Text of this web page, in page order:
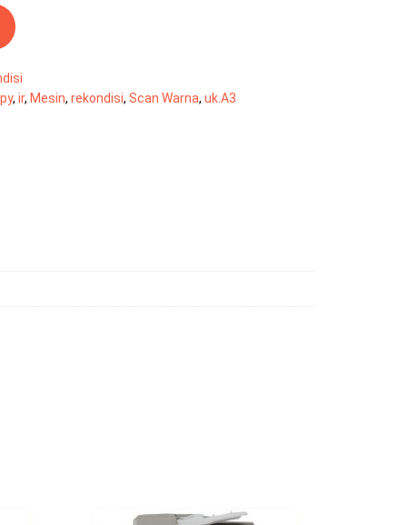
, ir, Mesin, rekondisi, Scan Warna, uk.A3